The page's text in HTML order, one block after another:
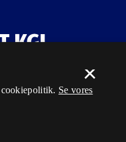
×
cookiepolitik. Se vores